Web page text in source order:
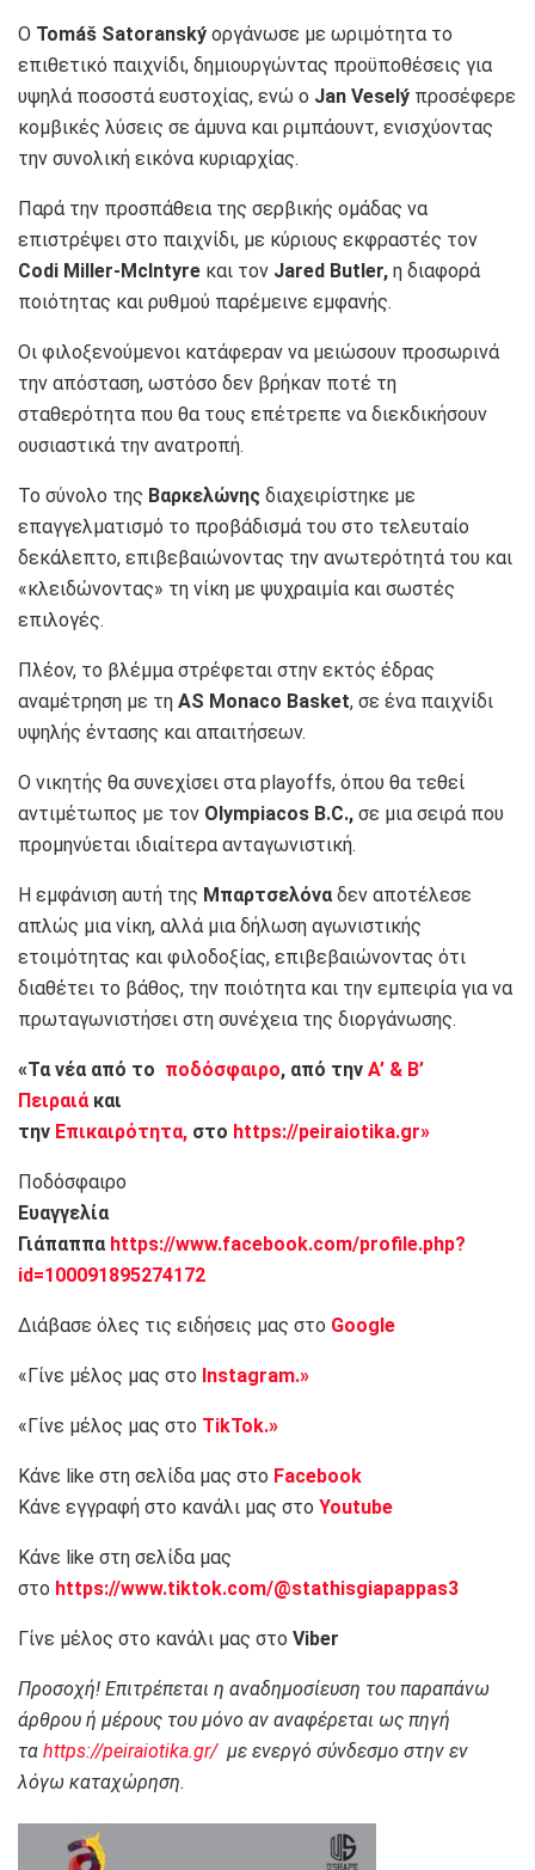
Ο Tomáš Satoranský οργάνωσε με ωριμότητα το
επιθετικό παιχνίδι, δημιουργώντας προϋποθέσεις για
υψηλά ποσοστά ευστοχίας, ενώ ο Jan Veselý προσέφερε
κομβικές λύσεις σε άμυνα και ριμπάουντ, ενισχύοντας
την συνολική εικόνα κυριαρχίας.
Παρά την προσπάθεια της σερβικής ομάδας να
επιστρέψει στο παιχνίδι, με κύριους εκφραστές τον
Codi Miller-McIntyre και τον Jared Butler, η διαφορά
ποιότητας και ρυθμού παρέμεινε εμφανής.
Οι φιλοξενούμενοι κατάφεραν να μειώσουν προσωρινά
την απόσταση, ωστόσο δεν βρήκαν ποτέ τη
σταθερότητα που θα τους επέτρεπε να διεκδικήσουν
ουσιαστικά την ανατροπή.
Το σύνολο της Βαρκελώνης διαχειρίστηκε με
επαγγελματισμό το προβάδισμά του στο τελευταίο
δεκάλεπτο, επιβεβαιώνοντας την ανωτερότητά του και
«κλειδώνοντας» τη νίκη με ψυχραιμία και σωστές
επιλογές.
Πλέον, το βλέμμα στρέφεται στην εκτός έδρας
αναμέτρηση με τη AS Monaco Basket, σε ένα παιχνίδι
υψηλής έντασης και απαιτήσεων.
Ο νικητής θα συνεχίσει στα playoffs, όπου θα τεθεί
αντιμέτωπος με τον Olympiacos B.C., σε μια σειρά που
προμηνύεται ιδιαίτερα ανταγωνιστική.
Η εμφάνιση αυτή της Μπαρτσελόνα δεν αποτέλεσε
απλώς μια νίκη, αλλά μια δήλωση αγωνιστικής
ετοιμότητας και φιλοδοξίας, επιβεβαιώνοντας ότι
διαθέτει το βάθος, την ποιότητα και την εμπειρία για να
πρωταγωνιστήσει στη συνέχεια της διοργάνωσης.
«Τα νέα από το ποδόσφαιρο, από την Α’ & Β’
Πειραιάκαι
την Επικαιρότητα, στο https://peiraiotika.gr»
Ποδόσφαιρο
Ευαγγελία
Γιάπαππα https://www.facebook.com/profile.php?
id=100091895274172
Διάβασε όλες τις ειδήσεις μας στο Google
«Γίνε μέλος μας στο Instagram.»
«Γίνε μέλος μας στο TikTok.»
Κάνε like στη σελίδα μας στο Facebook
Κάνε εγγραφή στο κανάλι μας στο Youtube
Κάνε like στη σελίδα μας
στο https://www.tiktok.com/@stathisgiapappas3
Γίνε μέλος στο κανάλι μας στο Viber
Προσοχή! Επιτρέπεται η αναδημοσίευση του παραπάνω
άρθρου ή μέρους του μόνο αν αναφέρεται ως πηγή
τα https://peiraiotika.gr/με ενεργό σύνδεσμο στην εν
λόγω καταχώρηση.